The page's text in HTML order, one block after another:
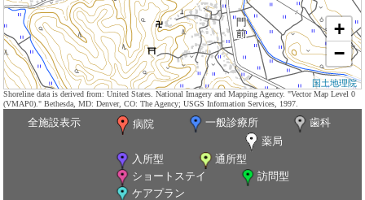
+
−
国土地理院
Shoreline data is derived from: United States. National Imagery and Mapping Agency. "Vector Map Level 0
(VMAP0)." Bethesda, MD: Denver, CO: The Agency; USGS Information Services, 1997.
全施設表示 病院 一般診療所
歯科
薬局
入所型
通所型
ショートステイ
訪問型
ケアプラン